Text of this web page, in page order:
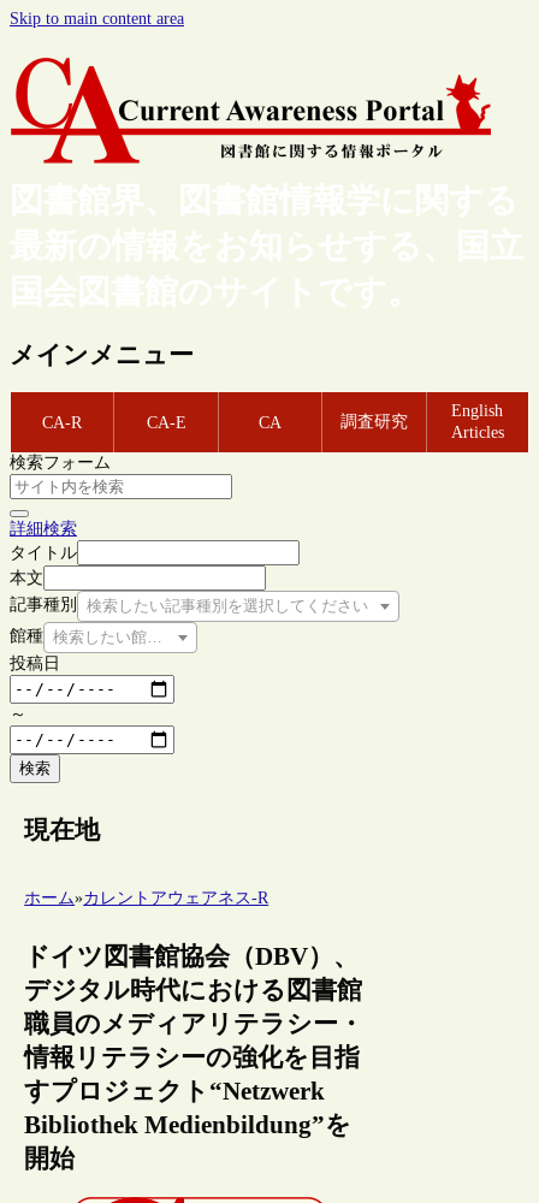
Skip to main content area
図書館界、図書館情報学に関する
最新の情報をお知らせする、国立
国会図書館のサイトです。
メインメニュー
CA-R CA-E CA 調査研究
English
Articles
検索フォーム
詳細検索
タイトル
本文
記事種別
検索したい記事種別を選択してください
館種 検索したい館種を選択してください
投稿日
～
検索
現在地
ホーム»カレントアウェアネス-R
ドイツ図書館協会（DBV）、
デジタル時代における図書館
職員のメディアリテラシー・
情報リテラシーの強化を目指
すプロジェクト“Netzwerk
Bibliothek Medienbildung”を
開始